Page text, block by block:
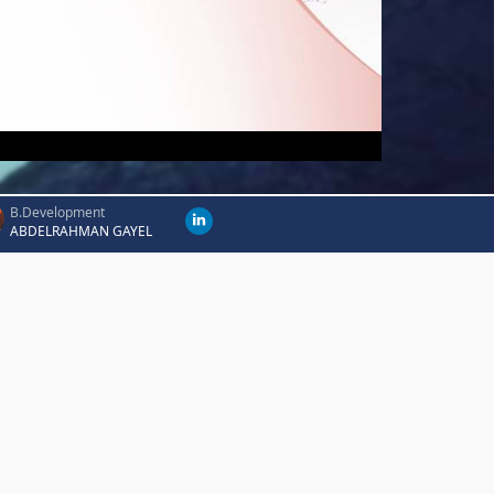
B.Development
ABDELRAHMAN GAYEL